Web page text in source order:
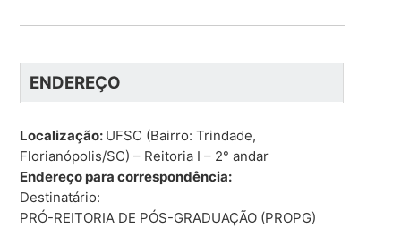
ENDEREÇO
Localização: UFSC (Bairro: Trindade,
Florianópolis/SC) – Reitoria I – 2° andar
Endereço para correspondência:
Destinatário:
PRÓ-REITORIA DE PÓS-GRADUAÇÃO (PROPG)